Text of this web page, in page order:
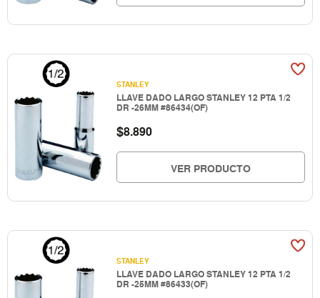
STANLEY
LLAVE DADO LARGO STANLEY 12 PTA 1/2
DR -26MM #86434(OF)
$8.890
VER PRODUCTO
STANLEY
LLAVE DADO LARGO STANLEY 12 PTA 1/2
DR -25MM #86433(OF)